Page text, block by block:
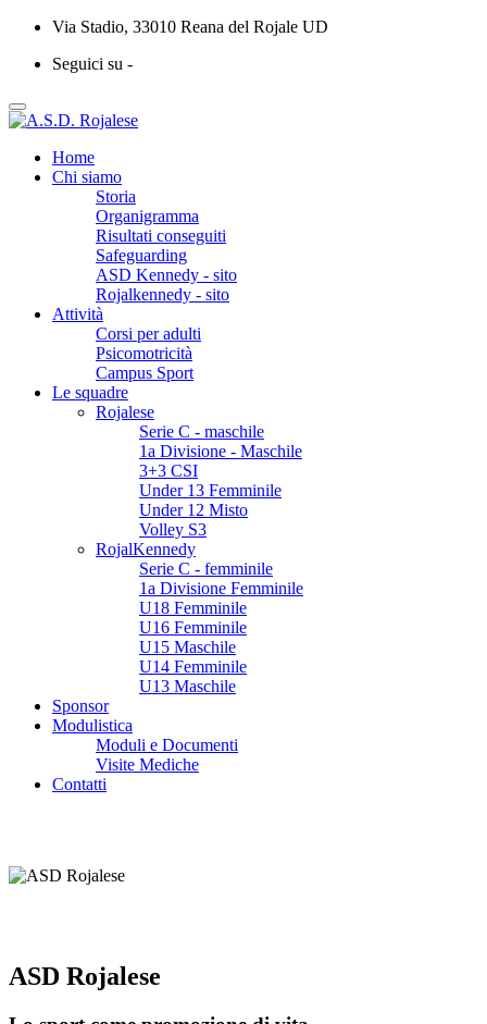
Via Stadio, 33010 Reana del Rojale UD
Seguici su -
Home
Chi siamo
Storia
Organigramma
Risultati conseguiti
Safeguarding
ASD Kennedy - sito
Rojalkennedy - sito
Attività
Corsi per adulti
Psicomotricità
Campus Sport
Le squadre
Rojalese
Serie C - maschile
1a Divisione - Maschile
3+3 CSI
Under 13 Femminile
Under 12 Misto
Volley S3
RojalKennedy
Serie C - femminile
1a Divisione Femminile
U18 Femminile
U16 Femminile
U15 Maschile
U14 Femminile
U13 Maschile
Sponsor
Modulistica
Moduli e Documenti
Visite Mediche
Contatti
ASD Rojalese